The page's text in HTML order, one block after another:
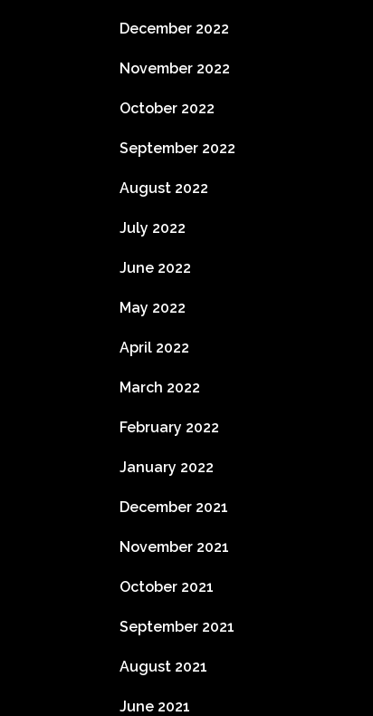
December 2022
November 2022
October 2022
September 2022
August 2022
July 2022
June 2022
May 2022
April 2022
March 2022
February 2022
January 2022
December 2021
November 2021
October 2021
September 2021
August 2021
June 2021